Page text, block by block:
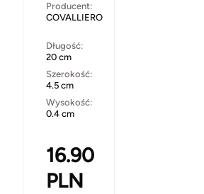
Producent:
COVALLIERO
Długość:
20 cm
Szerokość:
4.5 cm
Wysokość:
0.4 cm
16.90
PLN